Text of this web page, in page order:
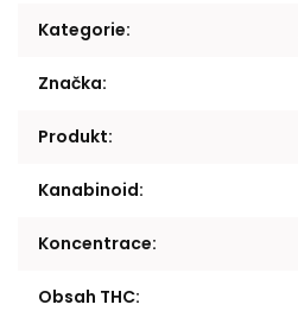
Kategorie:
Značka:
Produkt:
Kanabinoid:
Koncentrace:
Obsah THC: